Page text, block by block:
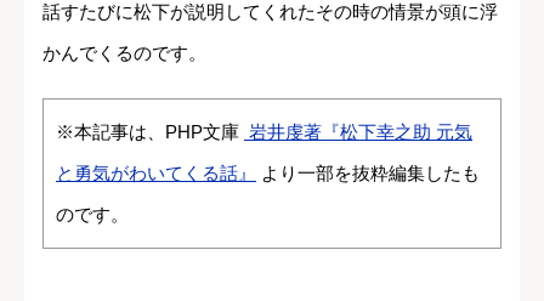
話すたびに松下が説明してくれたその時の情景が頭に浮
かんでくるのです。
※本記事は、PHP文庫 岩井虔著『松下幸之助 元気
と勇気がわいてくる話』
より一部を抜粋編集したも
のです。